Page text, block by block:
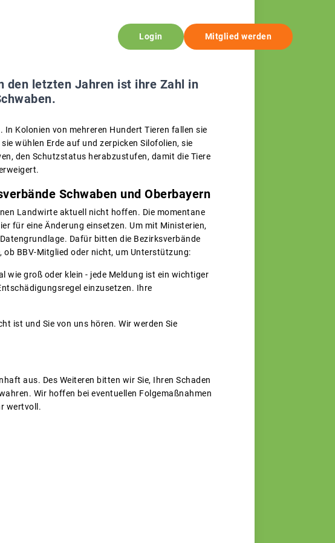
Login Mitglied werden
den letzten Jahren ist ihre Zahl in
Kolonien von mehreren Hundert Tieren fallen sie
wühlen Erde auf und zerpicken Silofolien, sie
den Schutzstatus herabzustufen, damit die Tiere
Schwaben und Oberbayern
Landwirte aktuell nicht hoffen. Die momentane
für eine Änderung einsetzen. Um mit Ministerien,
Dafür bitten die Bezirksverbände
BBV-Mitglied oder nicht, um Unterstützung:
wie groß oder klein - jede Meldung ist ein wichtiger
einzusetzen. Ihre
ist und Sie von uns hören. Wir werden Sie
aus. Des Weiteren bitten wir Sie, Ihren Schaden
Wir hoffen bei eventuellen Folgemaßnahmen
wertvoll.